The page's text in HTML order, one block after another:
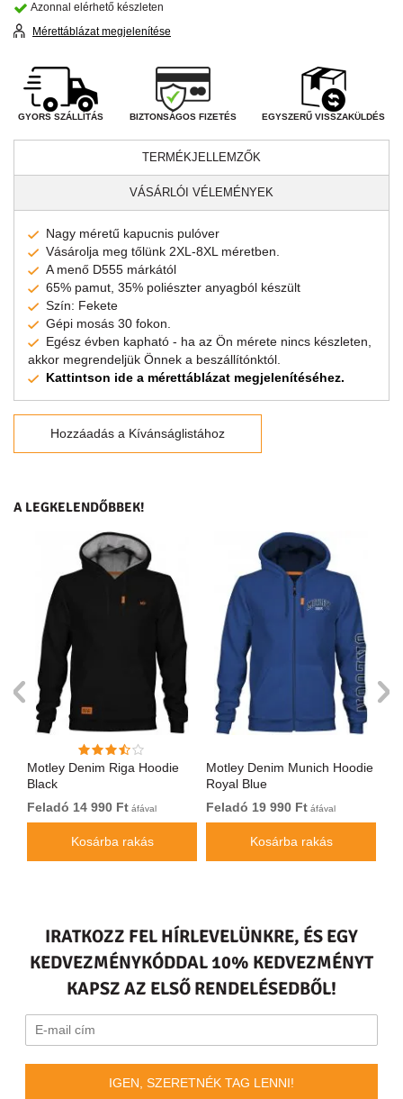
Azonnal elérhető készleten
Mérettáblázat megjelenítése
GYORS SZÁLLÍTÁS BIZTONSÁGOS FIZETÉS EGYSZERŰ VISSZAKÜLDÉS
TERMÉKJELLEMZŐK
VÁSÁRLÓI VÉLEMÉNYEK
Nagy méretű kapucnis pulóver
Vásárolja meg tőlünk 2XL-8XL méretben.
A menő D555 márkától
65% pamut, 35% poliészter anyagból készült
Szín: Fekete
Gépi mosás 30 fokon.
Egész évben kapható - ha az Ön mérete nincs készleten,
akkor megrendeljük Önnek a beszállítónktól.
Kattintson ide a mérettáblázat megjelenítéséhez.
Hozzáadás a Kívánságlistához
A LEGKELENDŐBBEK!
Motley Denim Riga Hoodie
Black
Feladó 14 990 Ft áfával
Kosárba rakás
Motley Denim Munich Hoodie
Royal Blue
Feladó 19 990 Ft áfával
Kosárba rakás
IRATKOZZ FEL HÍRLEVELÜNKRE, ÉS EGY
KEDVEZMÉNYKÓDDAL 10% KEDVEZMÉNYT
KAPSZ AZ ELSŐ RENDELÉSEDBŐL!
IGEN, SZERETNÉK TAG LENNI!